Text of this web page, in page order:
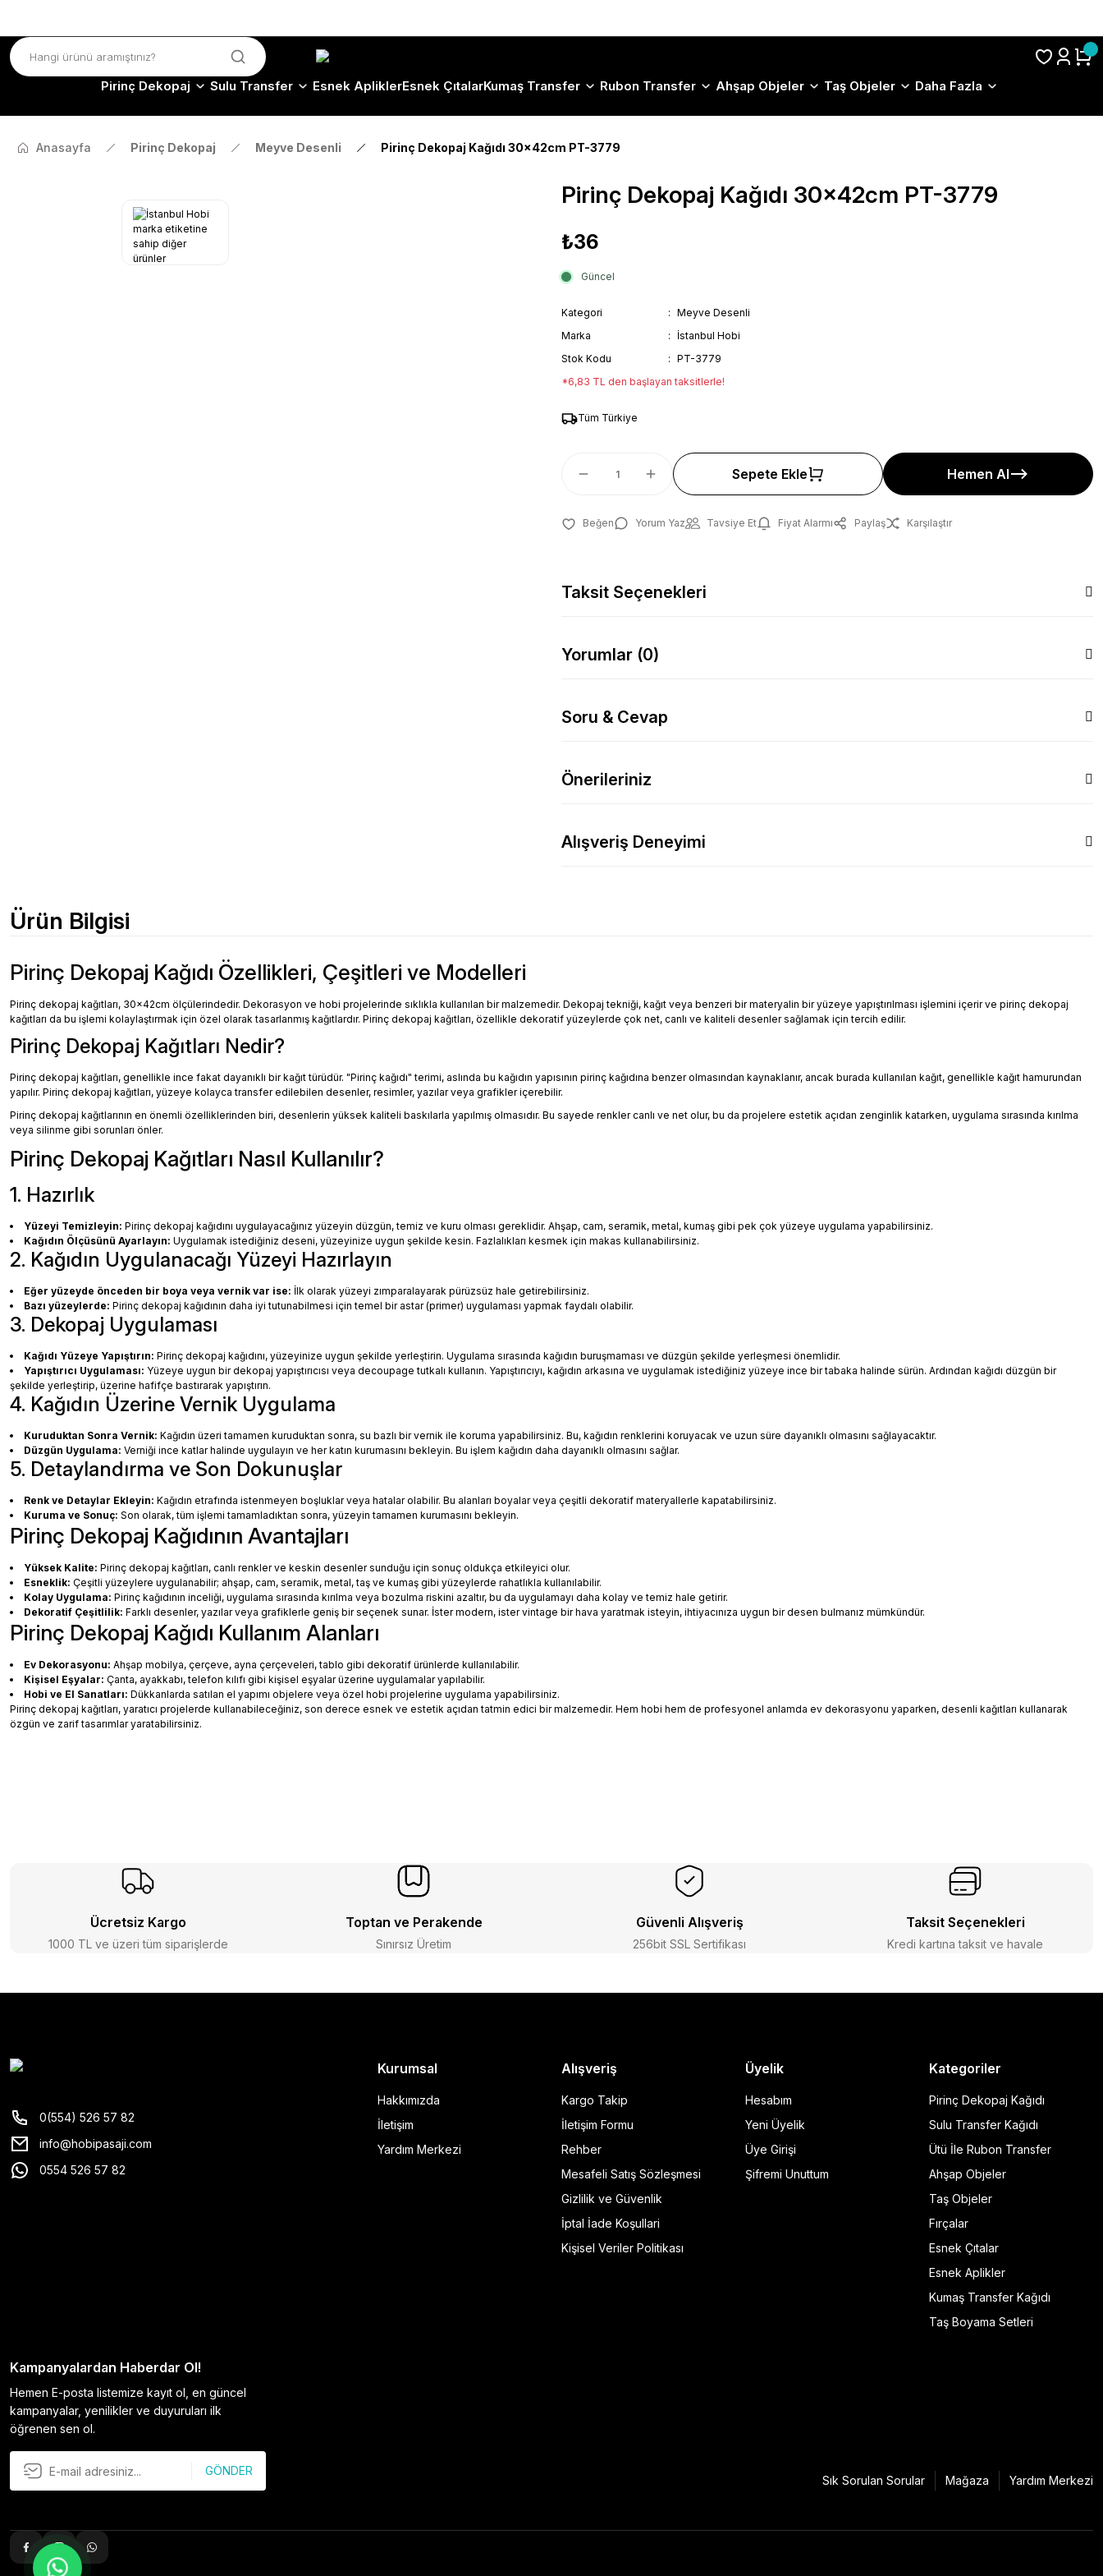
Pirinç Dekopaj Sulu Transfer Esnek ApliklerEsnek ÇıtalarKumaş Transfer Rubon Transfer Ahşap Objeler Taş Objeler Daha Fazla
Anasayfa Pirinç Dekopaj Meyve Desenli Pirinç Dekopaj Kağıdı 30x42cm PT-3779
Pirinç Dekopaj Kağıdı 30x42cm PT-3779
₺36
Güncel
Kategori
Meyve Desenli
Marka
İstanbul Hobi
Stok Kodu
PT-3779
*6,83 TL den başlayan taksitlerle!
Tüm Türkiye
Sepete Ekle Hemen Al
Yorum Yaz Tavsiye Et Fiyat Alarmı Paylaş Karşılaştır
Taksit Seçenekleri
Yorumlar (0)
Soru & Cevap
Önerileriniz
Alışveriş Deneyimi
Ürün Bilgisi
Pirinç Dekopaj Kağıdı Özellikleri, Çeşitleri ve Modelleri
Pirinç dekopaj kağıtları, 30x42cm ölçülerindedir. Dekorasyon ve hobi projelerinde sıklıkla kullanılan bir malzemedir. Dekopaj tekniği, kağıt veya benzeri bir materyalin bir yüzeye yapıştırılması işlemini içerir ve pirinç dekopaj
kağıtları da bu işlemi kolaylaştırmak için özel olarak tasarlanmış kağıtlardır. Pirinç dekopaj kağıtları, özellikle dekoratif yüzeylerde çok net, canlı ve kaliteli desenler sağlamak için tercih edilir.
Pirinç Dekopaj Kağıtları Nedir?
Pirinç dekopaj kağıtları, genellikle ince fakat dayanıklı bir kağıt türüdür. "Pirinç kağıdı" terimi, aslında bu kağıdın yapısının pirinç kağıdına benzer olmasından kaynaklanır, ancak burada kullanılan kağıt, genellikle kağıt hamurundan
yapılır. Pirinç dekopaj kağıtları, yüzeye kolayca transfer edilebilen desenler, resimler, yazılar veya grafikler içerebilir.
Pirinç dekopaj kağıtlarının en önemli özelliklerinden biri, desenlerin yüksek kaliteli baskılarla yapılmış olmasıdır. Bu sayede renkler canlı ve net olur, bu da projelere estetik açıdan zenginlik katarken, uygulama sırasında kırılma
veya silinme gibi sorunları önler.
Pirinç Dekopaj Kağıtları Nasıl Kullanılır?
1. Hazırlık
Yüzeyi Temizleyin: Pirinç dekopaj kağıdını uygulayacağınız yüzeyin düzgün, temiz ve kuru olması gereklidir. Ahşap, cam, seramik, metal, kumaş gibi pek çok yüzeye uygulama yapabilirsiniz.
Kağıdın Ölçüsünü Ayarlayın: Uygulamak istediğiniz deseni, yüzeyinize uygun şekilde kesin. Fazlalıkları kesmek için makas kullanabilirsiniz.
2. Kağıdın Uygulanacağı Yüzeyi Hazırlayın
Eğer yüzeyde önceden bir boya veya vernik var ise: İlk olarak yüzeyi zımparalayarak pürüzsüz hale getirebilirsiniz.
Bazı yüzeylerde: Pirinç dekopaj kağıdının daha iyi tutunabilmesi için temel bir astar (primer) uygulaması yapmak faydalı olabilir.
3. Dekopaj Uygulaması
Kağıdı Yüzeye Yapıştırın: Pirinç dekopaj kağıdını, yüzeyinize uygun şekilde yerleştirin. Uygulama sırasında kağıdın buruşmaması ve düzgün şekilde yerleşmesi önemlidir.
Yapıştırıcı Uygulaması: Yüzeye uygun bir dekopaj yapıştırıcısı veya decoupage tutkalı kullanın. Yapıştırıcıyı, kağıdın arkasına ve uygulamak istediğiniz yüzeye ince bir tabaka halinde sürün. Ardından kağıdı düzgün bir
şekilde yerleştirip, üzerine hafifçe bastırarak yapıştırın.
4. Kağıdın Üzerine Vernik Uygulama
Kuruduktan Sonra Vernik: Kağıdın üzeri tamamen kuruduktan sonra, su bazlı bir vernik ile koruma yapabilirsiniz. Bu, kağıdın renklerini koruyacak ve uzun süre dayanıklı olmasını sağlayacaktır.
Düzgün Uygulama: Verniği ince katlar halinde uygulayın ve her katın kurumasını bekleyin. Bu işlem kağıdın daha dayanıklı olmasını sağlar.
5. Detaylandırma ve Son Dokunuşlar
Renk ve Detaylar Ekleyin: Kağıdın etrafında istenmeyen boşluklar veya hatalar olabilir. Bu alanları boyalar veya çeşitli dekoratif materyallerle kapatabilirsiniz.
Kuruma ve Sonuç: Son olarak, tüm işlemi tamamladıktan sonra, yüzeyin tamamen kurumasını bekleyin.
Pirinç Dekopaj Kağıdının Avantajları
Yüksek Kalite: Pirinç dekopaj kağıtları, canlı renkler ve keskin desenler sunduğu için sonuç oldukça etkileyici olur.
Esneklik: Çeşitli yüzeylere uygulanabilir; ahşap, cam, seramik, metal, taş ve kumaş gibi yüzeylerde rahatlıkla kullanılabilir.
Kolay Uygulama: Pirinç kağıdının inceliği, uygulama sırasında kırılma veya bozulma riskini azaltır, bu da uygulamayı daha kolay ve temiz hale getirir.
Dekoratif Çeşitlilik: Farklı desenler, yazılar veya grafiklerle geniş bir seçenek sunar. İster modern, ister vintage bir hava yaratmak isteyin, ihtiyacınıza uygun bir desen bulmanız mümkündür.
Pirinç Dekopaj Kağıdı Kullanım Alanları
Ev Dekorasyonu: Ahşap mobilya, çerçeve, ayna çerçeveleri, tablo gibi dekoratif ürünlerde kullanılabilir.
Kişisel Eşyalar: Çanta, ayakkabı, telefon kılıfı gibi kişisel eşyalar üzerine uygulamalar yapılabilir.
Hobi ve El Sanatları: Dükkanlarda satılan el yapımı objelere veya özel hobi projelerine uygulama yapabilirsiniz.
Pirinç dekopaj kağıtları, yaratıcı projelerde kullanabileceğiniz, son derece esnek ve estetik açıdan tatmin edici bir malzemedir. Hem hobi hem de profesyonel anlamda ev dekorasyonu yaparken, desenli kağıtları kullanarak
özgün ve zarif tasarımlar yaratabilirsiniz.
Ücretsiz Kargo
1000 TL ve üzeri tüm siparişlerde
Toptan ve Perakende
Sınırsız Üretim
Güvenli Alışveriş
256bit SSL Sertifikası
Taksit Seçenekleri
Kredi kartına taksit ve havale
0(554) 526 57 82
info@hobipasaji.com
0554 526 57 82
Kurumsal
Hakkımızda
İletişim
Yardım Merkezi
Alışveriş
Kargo Takip
İletişim Formu
Rehber
Mesafeli Satış Sözleşmesi
Gizlilik ve Güvenlik
İptal İade Koşullari
Kişisel Veriler Politikası
Üyelik
Hesabım
Yeni Üyelik
Üye Girişi
Şifremi Unuttum
Kategoriler
Pirinç Dekopaj Kağıdı
Sulu Transfer Kağıdı
Ütü İle Rubon Transfer
Ahşap Objeler
Taş Objeler
Fırçalar
Esnek Çıtalar
Esnek Aplikler
Kumaş Transfer Kağıdı
Taş Boyama Setleri
Kampanyalardan Haberdar Ol!
Hemen E-posta listemize kayıt ol, en güncel
kampanyalar, yenilikler ve duyuruları ilk
öğrenen sen ol.
GÖNDER
Sık Sorulan Sorular Mağaza Yardım Merkezi